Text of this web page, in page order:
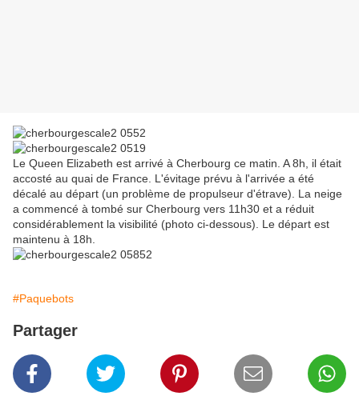
Le Queen Elizabeth est arrivé à Cherbourg ce matin. A 8h, il était
accosté au quai de France. L'évitage prévu à l'arrivée a été
décalé au départ (un problème de propulseur d'étrave). La neige
a commencé à tombé sur Cherbourg vers 11h30 et a réduit
considérablement la visibilité (photo ci-dessous). Le départ est
maintenu à 18h.
#Paquebots
Partager